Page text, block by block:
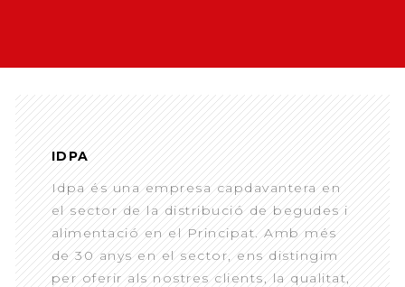
IDPA
Idpa és una empresa capdavantera en
el sector de la distribució de begudes i
alimentació en el Principat. Amb més
de 30 anys en el sector, ens distingim
per oferir als nostres clients, la qualitat,